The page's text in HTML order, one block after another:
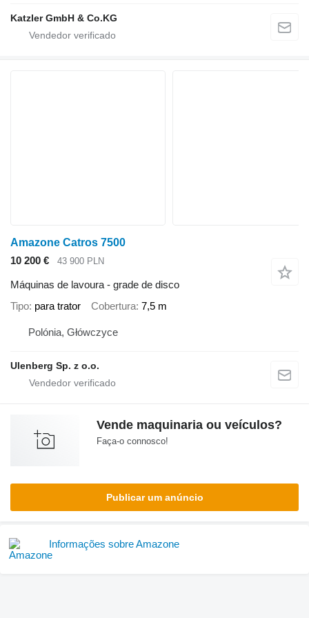
Katzler GmbH & Co.KG
Amazone Catros 7500
10 200 €
43 900 PLN
Máquinas de lavoura - grade de disco
Tipo para trator Cobertura 7,5 m
Polónia, Główczyce
Ulenberg Sp. z o.o.
Vende maquinaria ou veículos?
Faça-o connosco!
Publicar um anúncio
Informações sobre Amazone